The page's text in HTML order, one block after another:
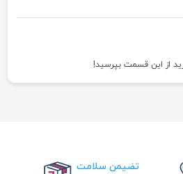
از این قسمت بپرسید!
تضیمن سلامت